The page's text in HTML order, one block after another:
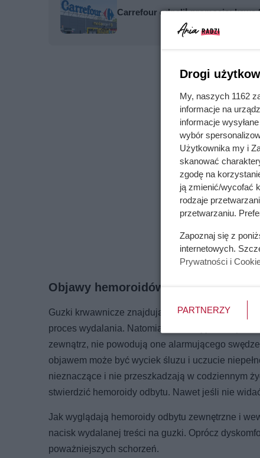
Carrefour odpalił promocje: kawa
Objawy hemoroidów wewnętrznych
Guzki krwawnicze znajdują się nie tylko na
proces wydalania. Natomiast trudniej jest
zewnątrz, nie powodują one alarmującego
objawem może być wyciek śluzu i uczucie
nieznaczące i nie przeszkadzają w codziennym
stwierdzić hemoroidy odbytu. Nawet jeśli nie
Jak wyglądają hemoroidy odbytu zewnętrzne i
nacisk wydalanej treści na guzki. Oprócz
poważniejszych schorzeń.
Drogi
My, naszych 1162
informacje na
informacje
wybór
Użytkownika my i
skanować
zgodę na
ją zmienić/wycofać
rodzaje
przetwarzaniu.
Zapoznaj się z
internetowych.
Prywatności i
PARTNERZY